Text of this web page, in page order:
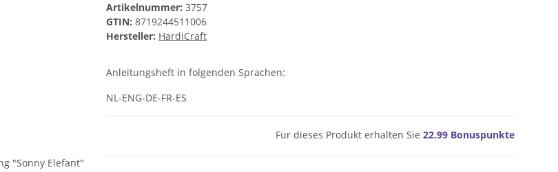
Artikelnummer: 3757
GTIN: 8719244511006
Hersteller: HardiCraft
Anleitungsheft in folgenden Sprachen:
NL-ENG-DE-FR-ES
Für dieses Produkt erhalten Sie 22.99 Bonuspunkte